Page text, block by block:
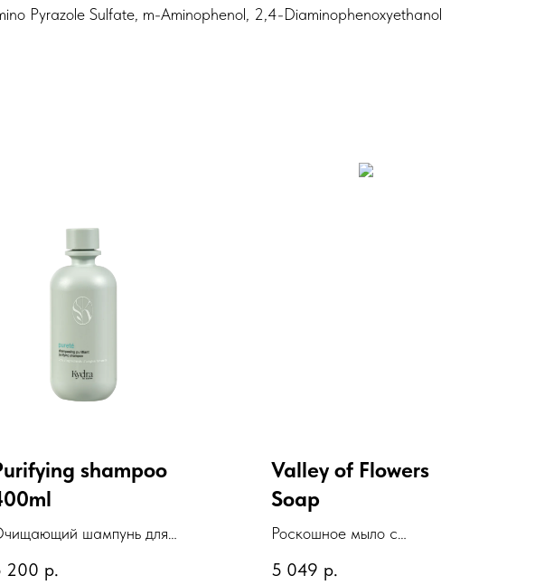
Pyrazole Sulfate, m-Aminophenol, 2,4-Diaminophenoxyethanol
shampoo
шампунь для
200 р.
Valley of Flowers
Soap
Роскошное мыло с
5 049 р.